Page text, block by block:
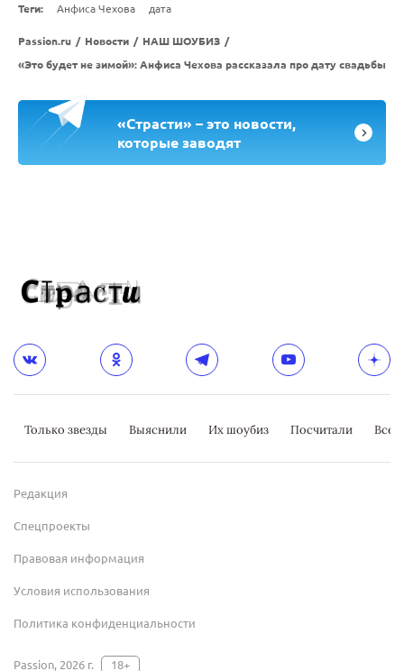
Теги: Анфиса Чехова дата
Passion.ru / Новости / НАШ ШОУБИЗ /
«Это будет не зимой»: Анфиса Чехова рассказала про дату свадьбы
«Страсти» – это новости,
которые заводят
Только звезды Выяснили Их шоубиз Посчитали
Редакция
Спецпроекты
Правовая информация
Условия использования
Политика конфиденциальности
Passion, 2026 г. 18+